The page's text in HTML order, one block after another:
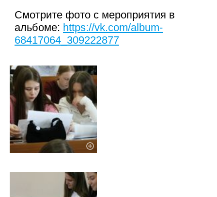
Смотрите фото с мероприятия в
альбоме: https://vk.com/album-
68417064_309222877